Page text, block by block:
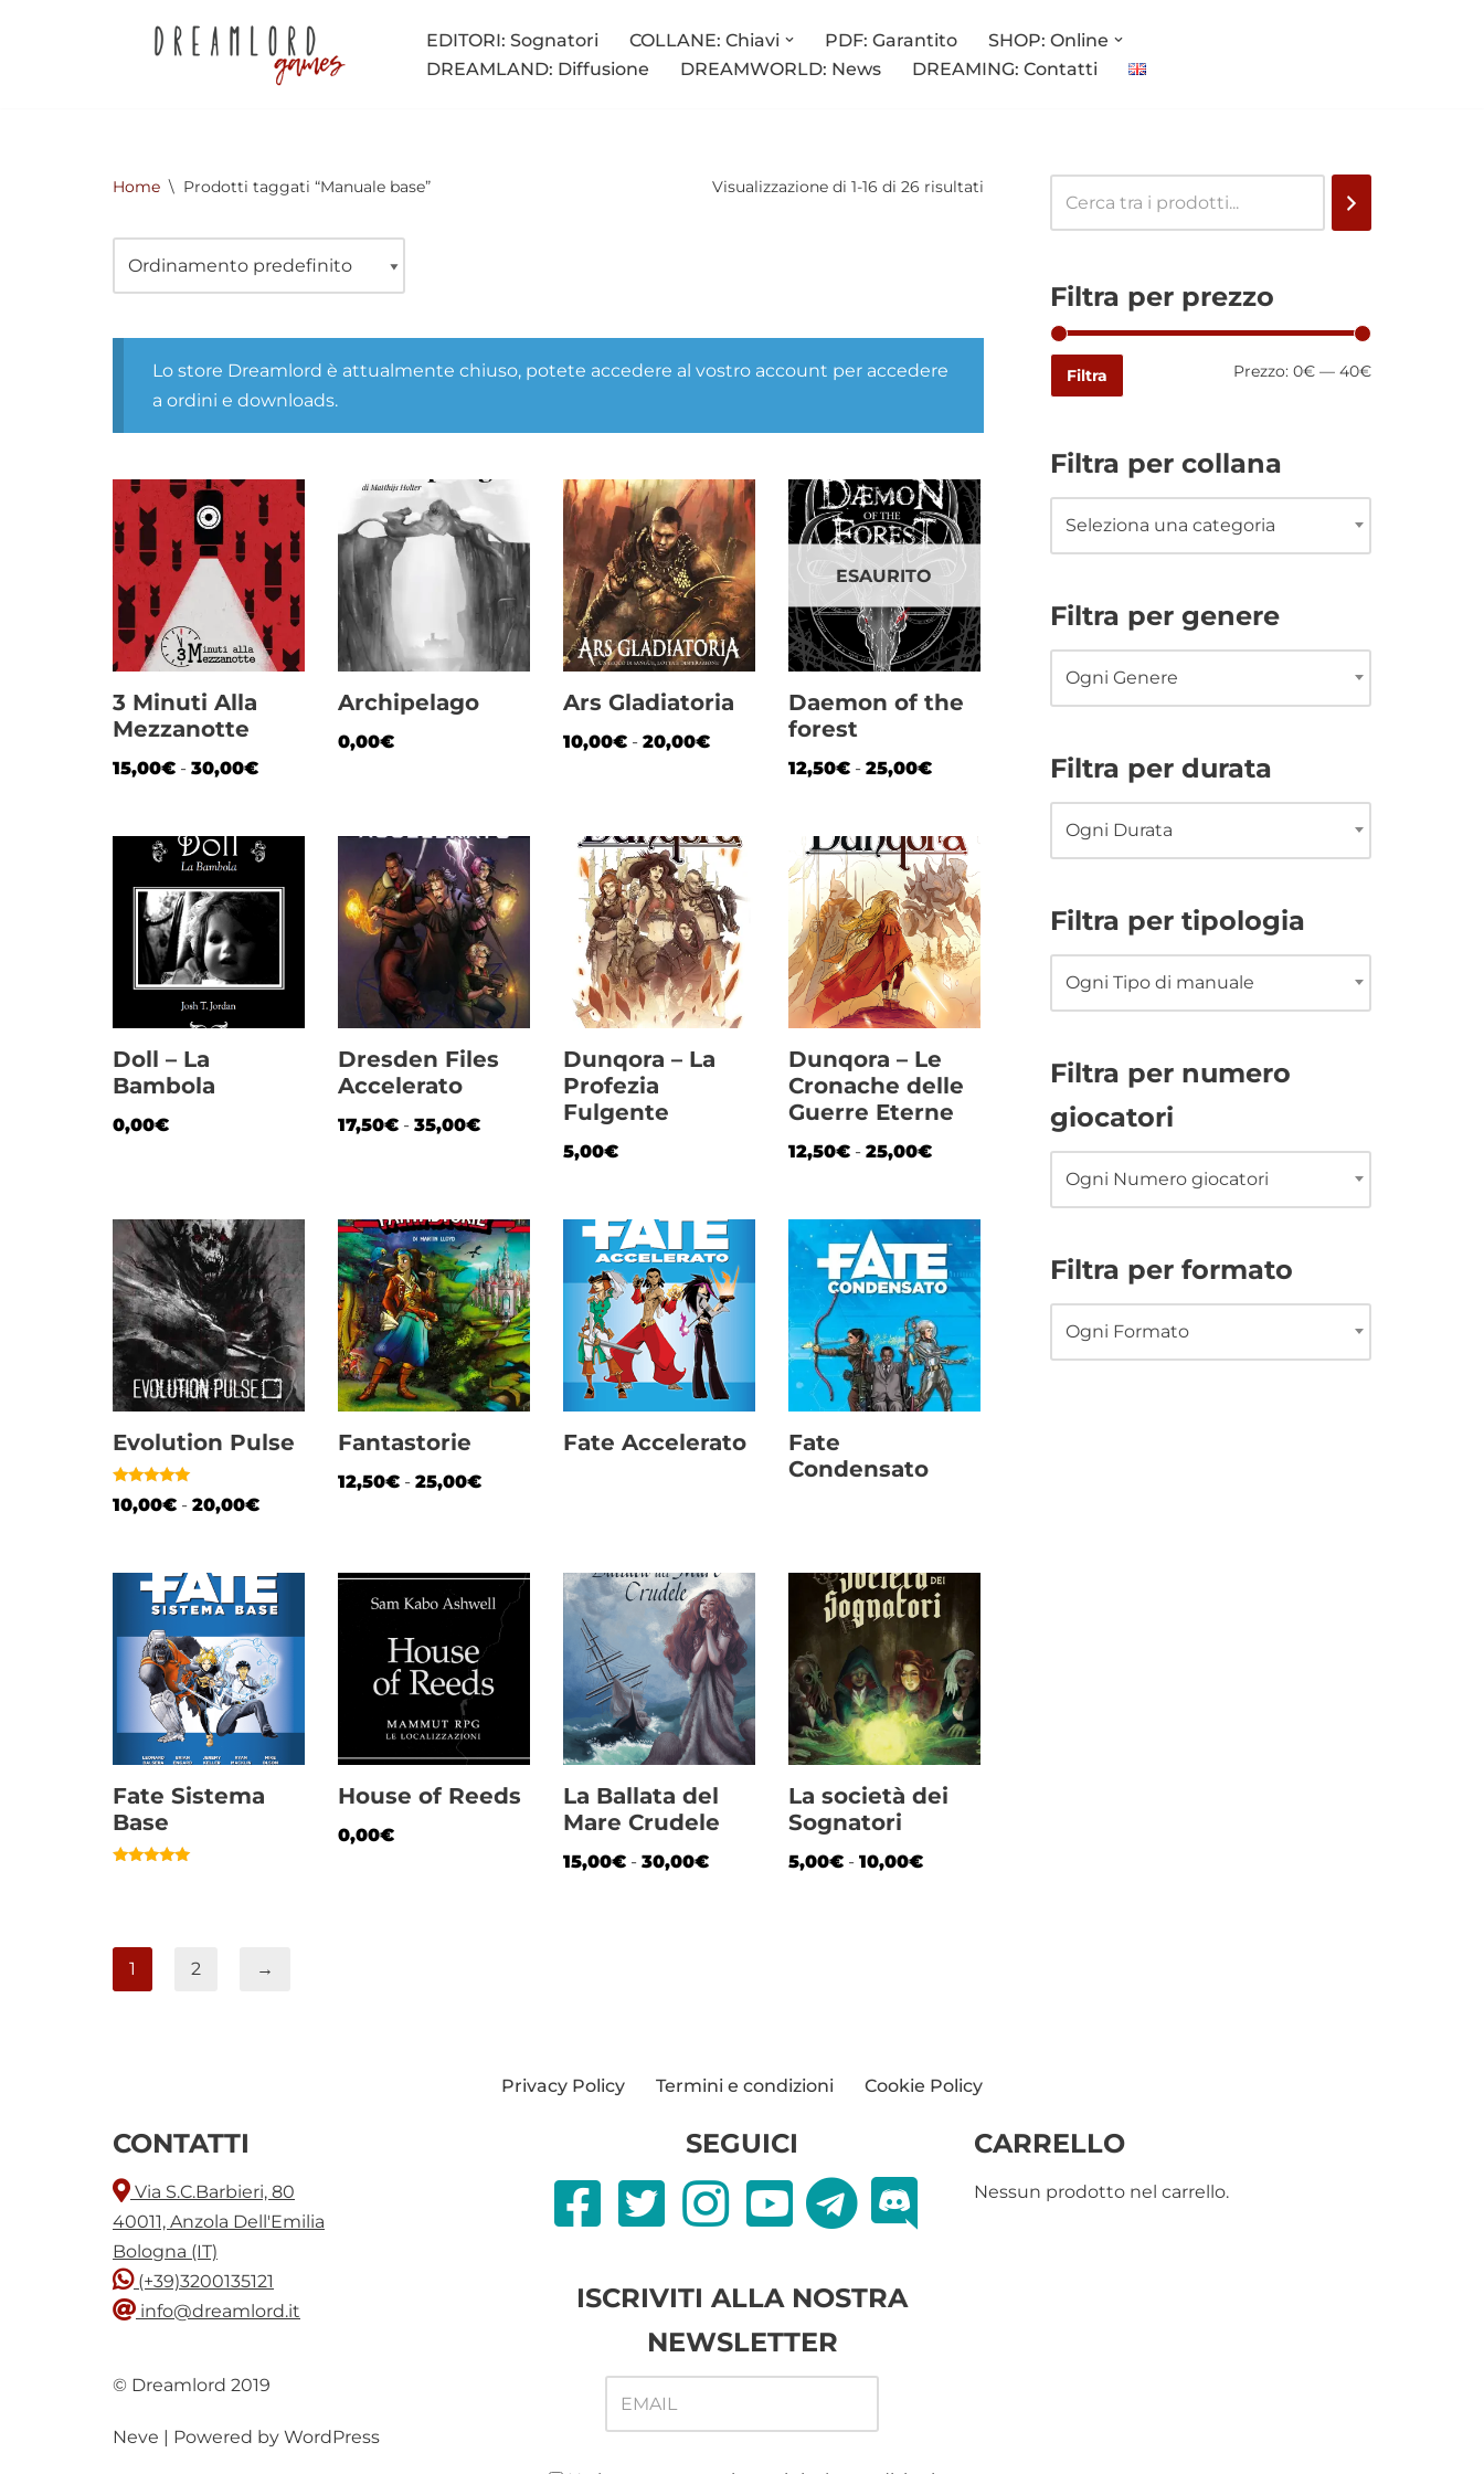
EDITORI: Sognatori COLLANE: Chiavi PDF: Garantito
SHOP: Online
DREAMLAND: Diffusione
DREAMWORLD: News DREAMING: Contatti
Home \ Prodotti taggati “Manuale base” Visualizzazione di 1-16 di 26 risultati
Lo store Dreamlord è attualmente chiuso, potete accedere al vostro account per accedere
a ordini e downloads.
3 Minuti Alla
Mezzanotte
15,00€ - 30,00€
Archipelago
0,00€
Ars Gladiatoria
10,00€ - 20,00€
ESAURITO
Daemon of the
forest
12,50€ - 25,00€
Doll – La
Bambola
0,00€
Dresden Files
Accelerato
17,50€ - 35,00€
Dunqora – La
Profezia
Fulgente
5,00€
Dunqora – Le
Cronache delle
Guerre Eterne
12,50€ - 25,00€
Evolution Pulse
Valutato
5.00
10,00€ - 20,00€
Fantastorie
12,50€ - 25,00€
Fate Accelerato
Fate
Condensato
Fate Sistema
Base
House of Reeds
0,00€
La Ballata del
Mare Crudele
15,00€ - 30,00€
La società dei
Sognatori
5,00€ - 10,00€
1 2 →
Filtra per prezzo
Filtra Prezzo: 0€ — 40€
Filtra per collana
Seleziona una categoria
Filtra per genere
Ogni Genere
Filtra per durata
Ogni Durata
Filtra per tipologia
Ogni Tipo di manuale
Filtra per numero
giocatori
Ogni Numero giocatori
Filtra per formato
Ogni Formato
Privacy Policy Termini e condizioni Cookie Policy
CONTATTI
Via S.C.Barbieri, 80
40011, Anzola Dell'Emilia
Bologna (IT)
(+39)3200135121
info@dreamlord.it
© Dreamlord 2019
Neve | Powered by WordPress
SEGUICI
ISCRIVITI ALLA NOSTRA
NEWSLETTER
CARRELLO
Nessun prodotto nel carrello.